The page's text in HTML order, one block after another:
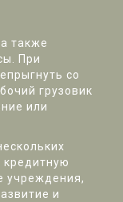
также
При
со
грузовик
или
кредитную
учреждения,
и